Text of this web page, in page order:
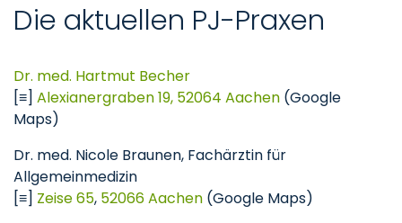
Die aktuellen PJ-Praxen
Dr. med. Hartmut Becher
[≡] Alexianergraben 19, 52064 Aachen (Google
Maps)
Dr. med. Nicole Braunen, Fachärztin für
Allgemeinmedizin
[≡] Zeise 65, 52066 Aachen (Google Maps)